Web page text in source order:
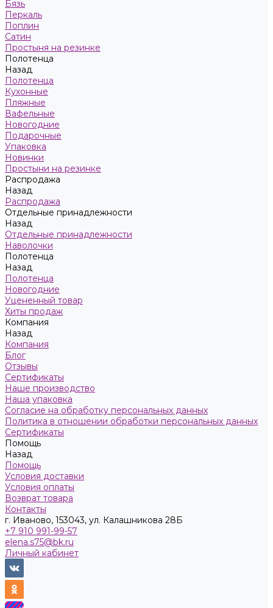
Бязь
Перкаль
Поплин
Сатин
Простыня на резинке
Полотенца
Назад
Полотенца
Кухонные
Пляжные
Вафельные
Новогодние
Подарочные
Упаковка
Новинки
Простыни на резинке
Распродажа
Назад
Распродажа
Отдельные принадлежности
Назад
Отдельные принадлежности
Наволочки
Полотенца
Назад
Полотенца
Новогодние
Уцененный товар
Хиты продаж
Компания
Назад
Компания
Блог
Отзывы
Сертификаты
Наше производство
Наша упаковка
Согласие на обработку персональных данных
Политика в отношении обработки персональных данных
Сертификаты
Помощь
Назад
Помощь
Условия доставки
Условия оплаты
Возврат товара
Контакты
г. Иваново, 153043, ул. Калашникова 28Б
+7 910 991-99-57
elena.s75@bk.ru
Личный кабинет